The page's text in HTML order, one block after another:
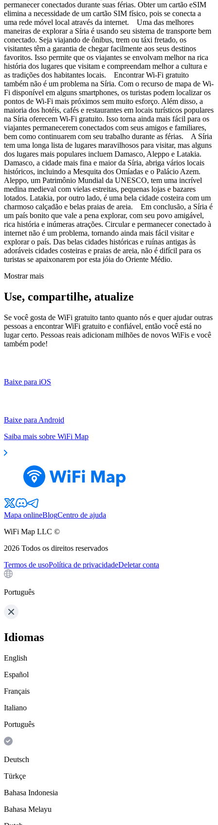
permanecer conectados durante suas férias. Obter um cartão eSIM
elimina a necessidade de um cartão SIM físico, pois se conecta a
uma rede móvel local através da internet. Uma das melhores
maneiras de explorar a Síria é usando seu sistema de transporte bem
conectado. Seja viajando de ônibus, trem ou táxi fretado, os
visitantes têm a garantia de chegar facilmente aos seus destinos
favoritos. Isso permite que os viajantes se envolvam melhor na rica
história dos lugares que visitam e compreendam melhor a cultura e
as tradições dos habitantes locais. Encontrar Wi-Fi gratuito
também não é um problema na Síria. Com o recurso de mapa de Wi-
Fi disponível em alguns smartphones, os turistas podem localizar os
pontos de Wi-Fi mais próximos sem muito esforço. Além disso, a
maioria dos hotéis, cafés e restaurantes em locais turísticos populares
na Síria oferecem Wi-Fi gratuito. Isso torna ainda mais fácil para os
viajantes permanecerem conectados com seus amigos e familiares,
bem como continuarem com seu trabalho durante as férias. A Síria
tem uma longa lista de lugares maravilhosos para visitar, mas alguns
dos lugares mais populares incluem Damasco, Aleppo e Latakia.
Damasco, a cidade mais fina e maior da Síria, abriga vários locais
históricos, incluindo a Mesquita dos Omíadas e o Palácio Azem.
Aleppo, um Patrimônio Mundial da UNESCO, tem uma incrível
medina medieval com vielas estreitas, pequenas lojas e bazares
lotados. Latakia, por outro lado, é uma bela cidade costeira com um
charmoso calçadão e belas praias de areia. Em conclusão, a Síria é
um país bonito que vale a pena explorar, com seu povo amigável,
rica história e inúmeras atrações. Circular e permanecer conectado à
internet não é um problema, tornando ainda mais fácil visitar e
explorar o país. Das belas cidades históricas e ruínas antigas às
adoráveis cidades costeiras e praias de areia, não é difícil para os
turistas se apaixonarem por esta jóia do Oriente Médio.
Mostrar mais
Use, compartilhe, atualize
Se você gosta de WiFi gratuito tanto quanto nós e quer ajudar outras
pessoas a encontrar WiFi gratuito e confiável, então você está no
lugar certo. Pessoas reais adicionam milhões de novos WiFis e você
também pode!
Baixe para iOS
Baixe para Android
Saiba mais sobre WiFi Map
Mapa onlineBlogCentro de ajuda
WiFi Map LLC ©
2026 Todos os direitos reservados
Termos de usoPolítica de privacidadeDeletar conta
Português
Idiomas
English
Español
Français
Italiano
Português
Deutsch
Türkçe
Bahasa Indonesia
Bahasa Melayu